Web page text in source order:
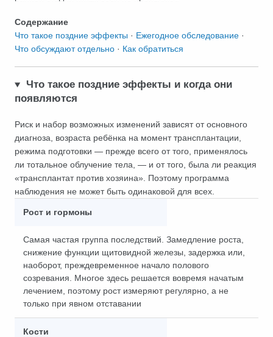
Содержание
Что такое поздние эффекты · Ежегодное обследование ·
Что обсуждают отдельно · Как обратиться
Что такое поздние эффекты и когда они
появляются
Риск и набор возможных изменений зависят от основного
диагноза, возраста ребёнка на момент трансплантации,
режима подготовки — прежде всего от того, применялось
ли тотальное облучение тела, — и от того, была ли реакция
«трансплантат против хозяина». Поэтому программа
наблюдения не может быть одинаковой для всех.
Рост и гормоны
Самая частая группа последствий. Замедление роста,
снижение функции щитовидной железы, задержка или,
наоборот, преждевременное начало полового
созревания. Многое здесь решается вовремя начатым
лечением, поэтому рост измеряют регулярно, а не
только при явном отставании
Кости